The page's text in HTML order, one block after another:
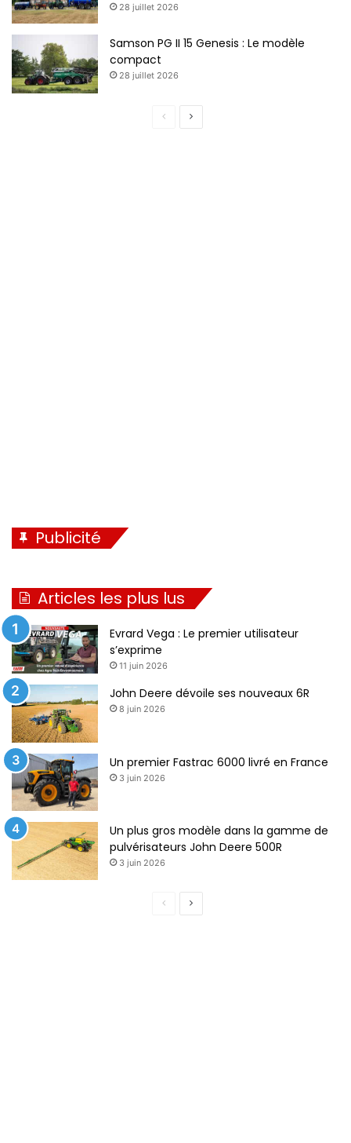
28 juillet 2026
Samson PG II 15 Genesis : Le modèle
compact
28 juillet 2026
Page
Page
Publicité
Articles les plus lus
Evrard Vega : Le premier utilisateur
s’exprime
11 juin 2026
John Deere dévoile ses nouveaux 6R
8 juin 2026
Un premier Fastrac 6000 livré en France
3 juin 2026
Un plus gros modèle dans la gamme de
pulvérisateurs John Deere 500R
3 juin 2026
Page
Page